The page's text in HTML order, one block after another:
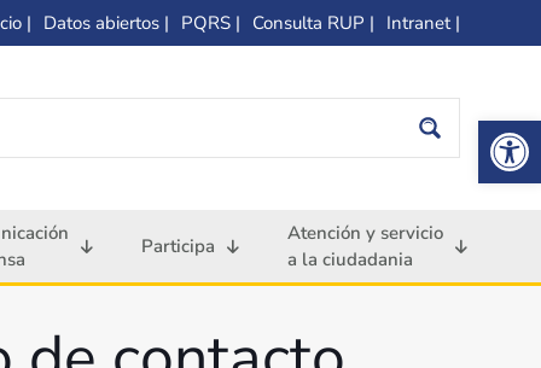
| Datos abiertos | PQRS | Consulta RUP | Intranet |
Participa
Atención y servicio
a la ciudadania